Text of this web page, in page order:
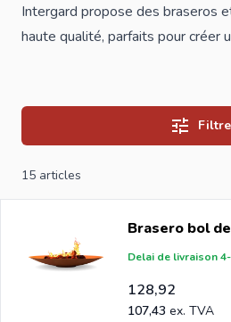
Intergard propose des braseros
haute qualité, parfaits pour créer
conviviale dans le jardin ou sur
à installer et sécurisés. Les
terrasse se trouvent dans cette
tailles. A chacun le sien. Un
brûler du bois sec. Vous le
notre gamme. Si vous êtes
achetez des braseros de jardin
demande à info@intergard.nl et
Filtre
15 articles
Brasero bol
Delai de livraison
128,92
107,43